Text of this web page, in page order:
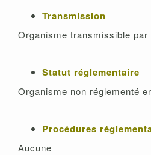
Transmission
Organisme transmissible
Statut réglementaire
Organisme non réglementé
Procédures
Aucune